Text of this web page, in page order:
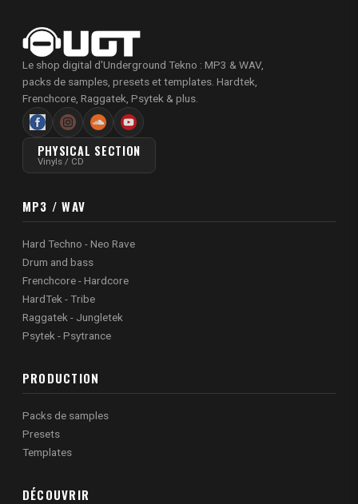
Le shop digital d'Underground Tekno : MP3 & WAV,
packs de samples, presets et templates. Hardtek,
Frenchcore, Raggatek, Psytek & plus.
PHYSICAL SECTION
Vinyls / CD
MP3 / WAV
Hard Techno - Neo Rave
Drum and bass
Frenchcore - Hardcore
HardTek - Tribe
Raggatek - Jungletek
Psytek - Psytrance
PRODUCTION
Packs de samples
Presets
Templates
DÉCOUVRIR